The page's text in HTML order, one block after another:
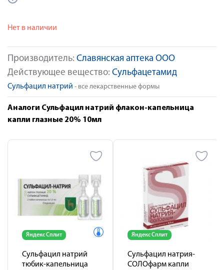
Производитель: Славянская аптека ООО
Действующее вещество: Сульфацетамид
Сульфацил натрий - все лекарственные формы
Нет в наличии
Аналоги Сульфацил натрий флакон-капельница
капли глазные 20% 10мл
Яндекс Сплит
Сульфацил натрий
тюбик-капельница
Яндекс Сплит
Сульфацил натрия-
СОЛОфарм капли